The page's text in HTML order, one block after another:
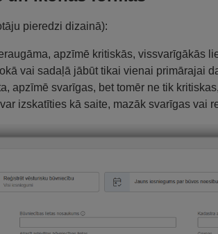
pieredzi dizainā):
apzīmē kritiskās, vissvarīgākās
vai sadaļā jābūt tikai vienai primārajai
apzīmē svarīgas, bet tomēr ne tik
izskatīties kā saite, mazāk svarīgas vai